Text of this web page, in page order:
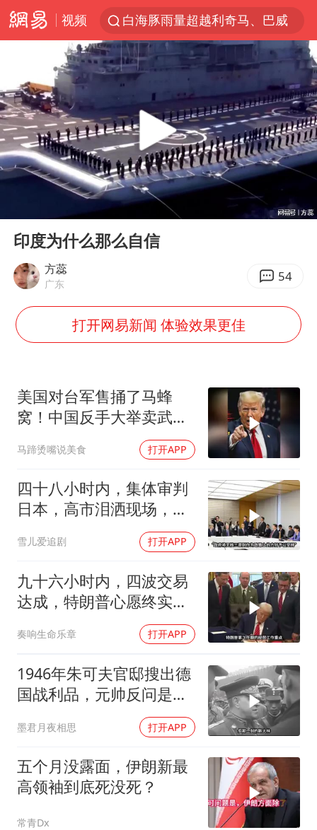
视频
白海豚雨量超越利奇马、巴威
人形机器人第一股
多地银行上调存款利率
上海地铁4条线路全线停运
白海豚路径图
宇树申购 中一签有望赚20万元
NBA传奇教练老尼尔森去世
武汉3名城管协管员殴打摊主被刑拘
4.2平卫生间补漏注胶花1.55万
面对面丨蔡磊：与渐冻症抗争 纵使不敌 也不屈服
5万小车卖不动 微型代步车集体遇冷
梅婷12岁女儿百花奖发言
加沙约14万栋建筑被完全摧毁
Play
06:57
印度为什么那么自信
方蕊
广东 54
打开网易新闻 体验效果更佳
美国对台军售捅了马蜂
窝！中国反手大举卖武
器，反美国家抢着要！
马蹄烫嘴说美食 打开APP
四十八小时内，集体审判
日本，高市泪洒现场，中
雪儿爱追剧 打开APP
九十六小时内，四波交易
达成，特朗普心愿终实
现，中美合作不可逆
奏响生命乐章 打开APP
1946年朱可夫官邸搜出德
国战利品，元帅反问是否
墨君月夜相思 打开APP
五个月没露面，伊朗新最
高领袖到底死没死？
常青Dx